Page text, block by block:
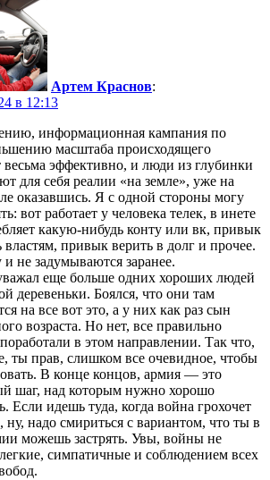
Артем Краснов:
в 12:13
информационная кампания по
масштаба происходящего
весьма эффективно, и люди из глубинки
для себя реалии «на земле», уже на
оказавшись. Я с одной стороны могу
вот работает у человека телек, в инете
какую-нибудь конту или вк, привык
властям, привык верить в долг и прочее.
не задумываются заранее.
еще больше одних хороших людей
деревеньки. Боялся, что они там
на все вот это, а у них как раз сын
возраста. Но нет, все правильно
в этом направлении. Так что,
ты прав, слишком все очевидное, чтобы
В конце концов, армия — это
шаг, над которым нужно хорошо
Если идешь туда, когда война грохочет
ну, надо смириться с вариантом, что ты в
можешь застрять. Увы, войны не
симпатичные и соблюдением всех